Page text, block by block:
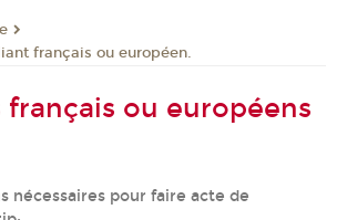
français ou européen.
français ou européens
nécessaires pour faire acte de